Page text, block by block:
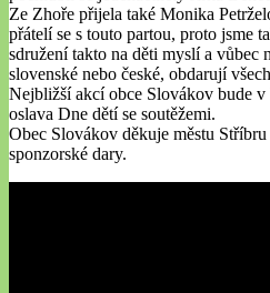
Ze Zhoře přijela také Monika
přátelí se s touto partou, proto jsme
sdružení takto na děti myslí a vůbec
slovenské nebo české, obdarují
Nejbližší akcí obce Slovákov bude
oslava Dne dětí se soutěžemi.
Obec Slovákov děkuje městu
sponzorské dary.